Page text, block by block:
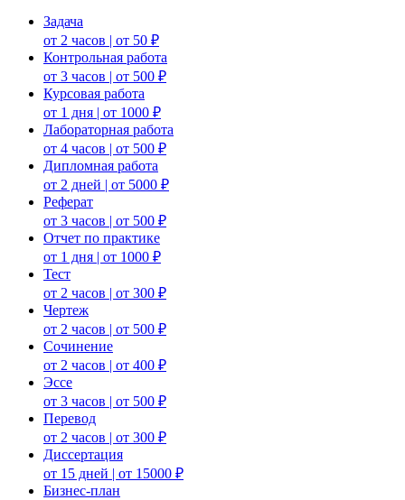
Задача
от 2 часов | от 50 ₽
Контрольная работа
от 3 часов | от 500 ₽
Курсовая работа
от 1 дня | от 1000 ₽
Лабораторная работа
от 4 часов | от 500 ₽
Дипломная работа
от 2 дней | от 5000 ₽
Реферат
от 3 часов | от 500 ₽
Отчет по практике
от 1 дня | от 1000 ₽
Тест
от 2 часов | от 300 ₽
Чертеж
от 2 часов | от 500 ₽
Сочинение
от 2 часов | от 400 ₽
Эссе
от 3 часов | от 500 ₽
Перевод
от 2 часов | от 300 ₽
Диссертация
от 15 дней | от 15000 ₽
Бизнес-план